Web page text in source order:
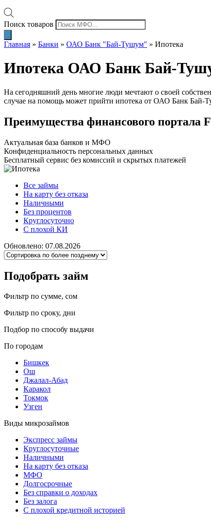
Поиск товаров
Главная » Банки » ОАО Банк "Бай-Тушум" » Ипотека
Ипотека ОАО Банк Бай-
На сегодняшний день многие люди мечтают о своей
случае на помощь может прийти ипотека от ОАО Банк Бай-
Преимущества финансового портала
Актуальная база банков и МФО
Конфиденциальность персональных данных
Бесплатный сервис без комиссий и скрытых платежей
Все займы
На карту без отказа
Наличными
Без процентов
Круглосуточно
С плохой КИ
Обновлено: 07.08.2026
Подобрать займ
Фильтр по сумме, сом
Фильтр по сроку, дни
Подбор по способу выдачи
По городам
Бишкек
Ош
Джалал-Абад
Каракол
Токмок
Узген
Виды микрозаймов
Экспресс займы
Круглосуточные
Наличными
На карту без отказа
МФО
Долгосрочные
Без справки о доходах
Без залога
С плохой кредитной историей